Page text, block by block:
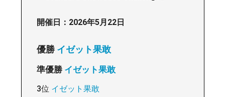
開催日：2026年5月22日
優勝 イゼット果敢
準優勝 イゼット果敢
3位 イゼット果敢